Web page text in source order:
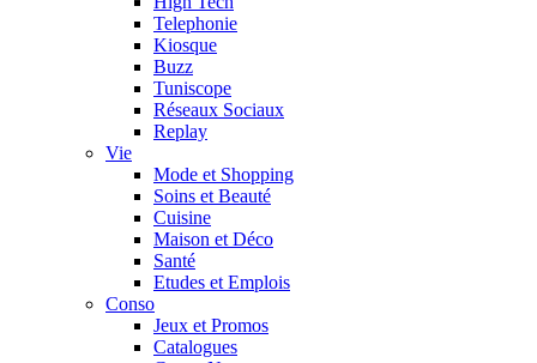
Telephonie
Kiosque
Buzz
Tuniscope
Réseaux Sociaux
Replay
Vie
Mode et Shopping
Soins et Beauté
Cuisine
Maison et Déco
Santé
Etudes et Emplois
Conso
Jeux et Promos
Catalogues